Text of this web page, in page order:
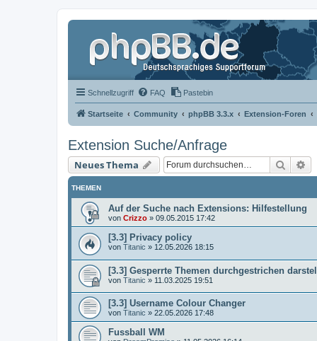
Schnellzugriff FAQ Pastebin
Startseite Community phpBB 3.3.x Extension-Foren
Extension Suche/Anfrage
Neues Thema Suche
THEMEN
Auf der Suche nach Extensions: Hilfestellung
von Crizzo » 09.05.2015 17:42
[3.3] Privacy policy
von Titanic » 12.05.2026 18:15
[3.3] Gesperrte Themen durchgestrichen
von Titanic » 11.03.2025 19:51
[3.3] Username Colour Changer
von Titanic » 22.05.2026 17:48
Fussball WM